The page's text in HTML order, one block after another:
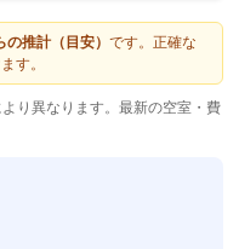
推計（目安） です。正確な
す。
り異なります。最新の空室・費